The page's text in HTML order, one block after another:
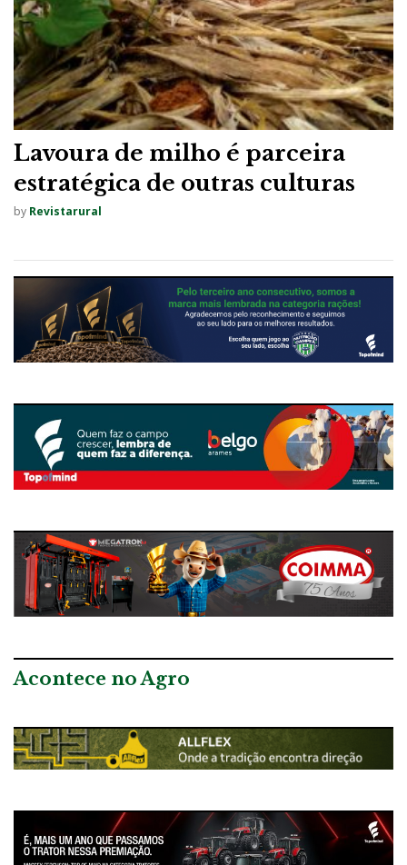
Lavoura de milho é parceira
estratégica de outras culturas
by Revistarural
Acontece no Agro